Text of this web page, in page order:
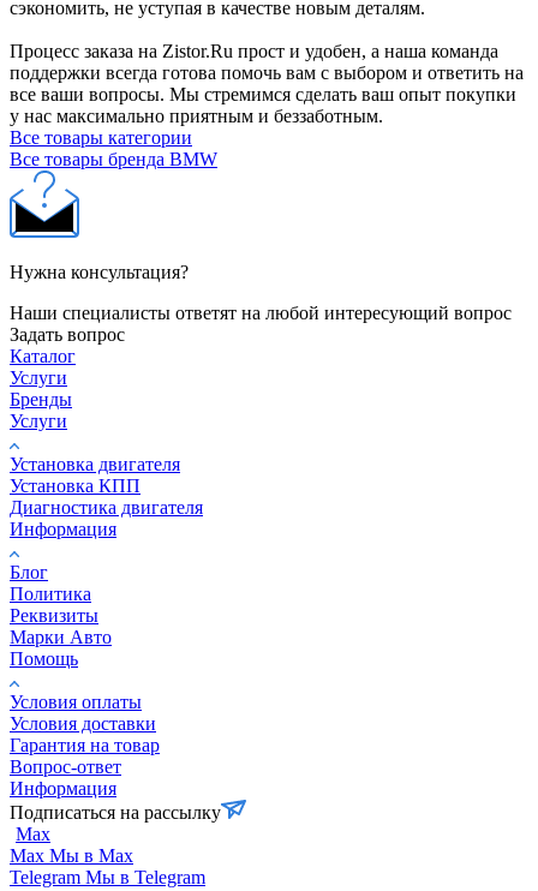
сэкономить, не уступая в качестве новым деталям.
Процесс заказа на Zistor.Ru прост и удобен, а наша команда
поддержки всегда готова помочь вам с выбором и ответить на
все ваши вопросы. Мы стремимся сделать ваш опыт покупки
у нас максимально приятным и беззаботным.
Все товары категории
Все товары бренда BMW
Нужна консультация?
Наши специалисты ответят на любой интересующий вопрос
Задать вопрос
Каталог
Услуги
Бренды
Услуги
Установка двигателя
Установка КПП
Диагностика двигателя
Информация
Блог
Политика
Реквизиты
Марки Авто
Помощь
Условия оплаты
Условия доставки
Гарантия на товар
Вопрос-ответ
Информация
Подписаться на рассылку
Max
Max Мы в Max
Telegram Мы в Telegram